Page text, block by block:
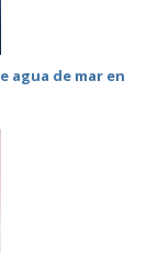
agua de mar en